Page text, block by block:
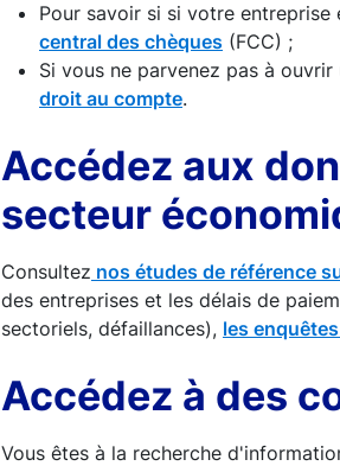
Pour savoir si si votre entreprise
central des chèques (FCC) ;
Si vous ne parvenez pas à
droit au compte.
Accédez aux
secteur
Consultez nos études de référence
des entreprises et les délais de
sectoriels, défaillances), les
Accédez à des
Vous êtes à la recherche